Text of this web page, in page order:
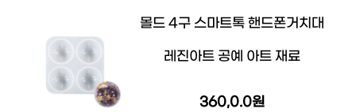
몰드 4구 스마트톡 핸드폰거치대
레진아트 공예 아트 재료
360,0.0원